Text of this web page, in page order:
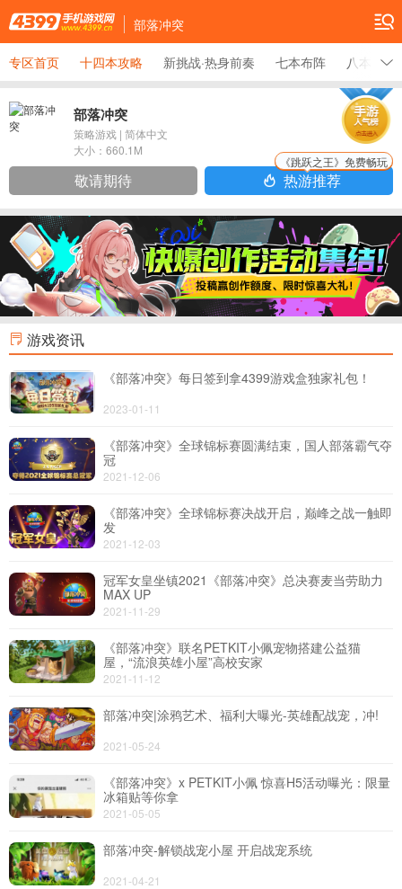
4399手机游戏网
部落冲突
导航
专区首页 十四本攻略 新挑战·热身前奏 七本布阵 八本神阵
部落冲突
策略游戏 | 简体中文
大小： 660.1M
敬请期待 热游推荐
《跳跃之王》免费畅玩
游戏资讯
《部落冲突》每日签到拿4399游戏盒独家礼包！
2023-01-11
《部落冲突》全球锦标赛圆满结束，国人部落霸气夺
冠
2021-12-06
《部落冲突》全球锦标赛决战开启，巅峰之战一触即
发
2021-12-03
冠军女皇坐镇2021《部落冲突》总决赛麦当劳助力
MAX UP
2021-11-29
《部落冲突》联名PETKIT小佩宠物搭建公益猫
屋，“流浪英雄小屋”高校安家
2021-11-12
部落冲突|涂鸦艺术、福利大曝光-英雄配战宠，冲!
2021-05-24
《部落冲突》x PETKIT小佩 惊喜H5活动曝光：限量
冰箱贴等你拿
2021-05-05
部落冲突-解锁战宠小屋 开启战宠系统
2021-04-21